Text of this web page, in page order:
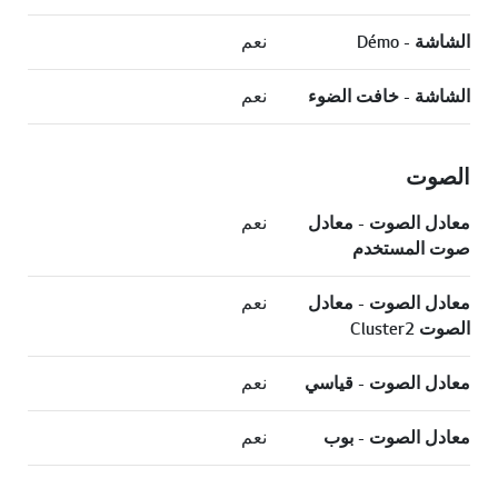
الشاشة - Démo نعم
الشاشة - خافت الضوء نعم
الصوت
معادل الصوت - معادل
صوت المستخدم
نعم
معادل الصوت - معادل
الصوت Cluster2
نعم
معادل الصوت - قياسي نعم
معادل الصوت - بوب نعم